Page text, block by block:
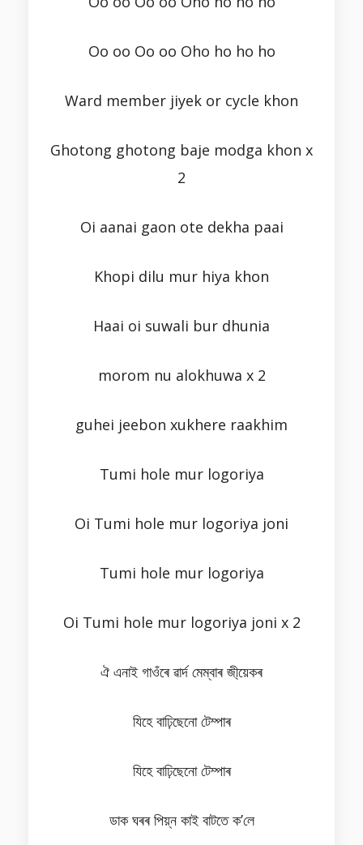
Oo oo Oo oo Oho ho ho ho
Ward member jiyek or cycle khon
Ghotong ghotong baje modga khon x
2
Oi aanai gaon ote dekha paai
Khopi dilu mur hiya khon
Haai oi suwali bur dhunia
morom nu alokhuwa x 2
guhei jeebon xukhere raakhim
Tumi hole mur logoriya
Oi Tumi hole mur logoriya joni
Tumi hole mur logoriya
Oi Tumi hole mur logoriya joni x 2
ঐ এনাই গাওঁৰে ৱাৰ্দ মেম্বাৰ জী্য়েকৰ
যিহে বাঢ়িছেনো টেম্পাৰ
যিহে বাঢ়িছেনো টেম্পাৰ
ডাক ঘৰৰ পিয়্ন কাই বাটতে ক’লে